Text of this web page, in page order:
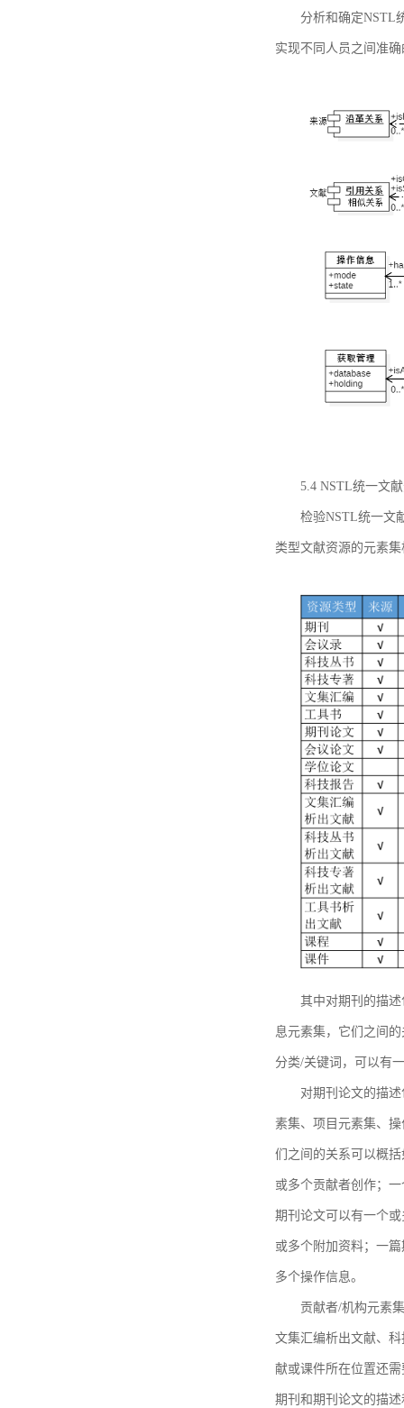
分析和确定NSTL
实现不同人员之间准
5.4 NSTL统一文
检验NSTL统一文
类型文献资源的元素
其中对期刊的描
息元素集，它们之间
分类/关键词，可以有
对期刊论文的描
素集、项目元素集、
们之间的关系可以概
或多个贡献者创作；
期刊论文可以有一个
或多个附加资料；一
多个操作信息。
贡献者/机构元素
文集汇编析出文献、
献或课件所在位置还
期刊和期刊论文的描